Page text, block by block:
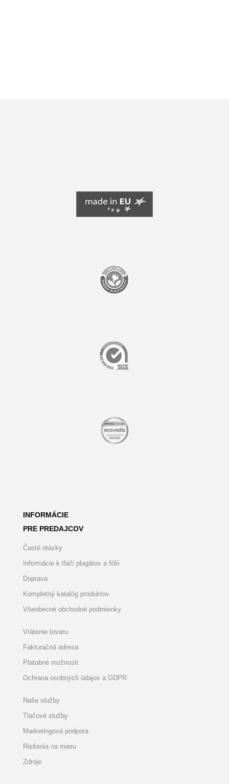
INFORMÁCIE
PRE PREDAJCOV
Časté otázky
Informácie k tlači plagátov a fólií
Doprava
Kompletný katalóg produktov
Všeobecné obchodné podmienky
Vrátenie tovaru
Fakturačná adresa
Platobné možnosti
Ochrana osobných údajov a GDPR
Naše služby
Tlačové služby
Marketingová podpora
Riešenia na mieru
Zdroje